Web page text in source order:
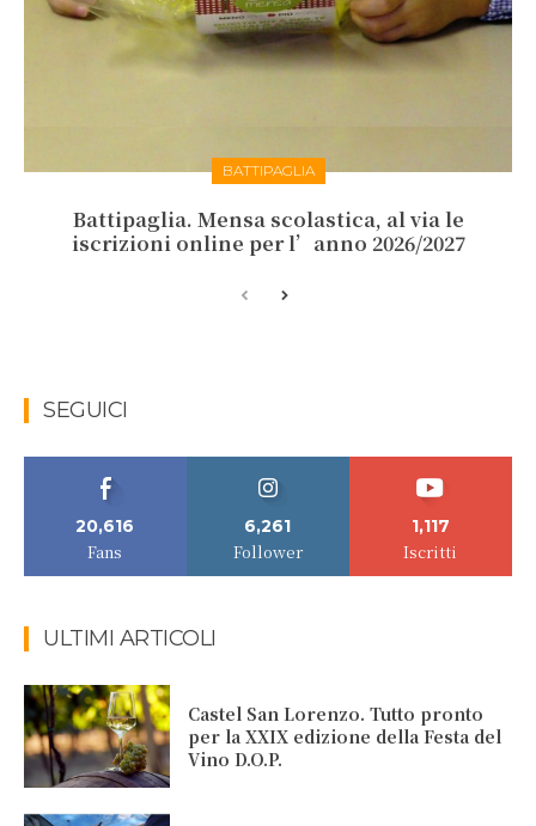
BATTIPAGLIA
Battipaglia. Mensa scolastica, al via le
iscrizioni online per l’anno 2026/2027
SEGUICI
20,616
Fans
6,261
Follower
1,117
Iscritti
ULTIMI ARTICOLI
Castel San Lorenzo. Tutto pronto
per la XXIX edizione della Festa del
Vino D.O.P.